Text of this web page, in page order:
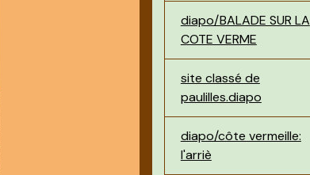
diapo/BALADE SUR LA
COTE VERME
site classé de
paulilles.diapo
diapo/côte vermeille:
l'arriè